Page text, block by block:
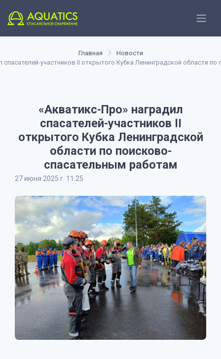
Главная
Новости
спасателей-участников II открытого Кубка Ленинградской области
«Акватикс-Про» наградил
спасателей-участников II
открытого Кубка Ленинградской
области по поисково-
спасательным работам
27 июня 2025 г. 11:25